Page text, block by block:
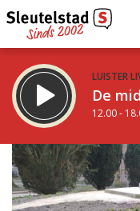
LUISTER
De
12.00 -
STRAKS:
De vrijdagavond
18.00 - 19.00 uur
Vorig uur